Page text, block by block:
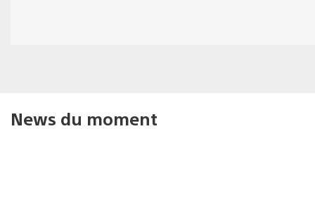
News du moment